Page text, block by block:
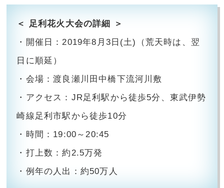
＜ 足利花火大会の詳細 ＞
・開催日：2019年8月3日(土)（荒天時は、翌
日に順延）
・会場：渡良瀬川田中橋下流河川敷
・アクセス：JR足利駅から徒歩5分、東武伊勢
崎線足利市駅から徒歩10分
・時間：19:00～20:45
・打上数：約2.5万発
・例年の人出：約50万人